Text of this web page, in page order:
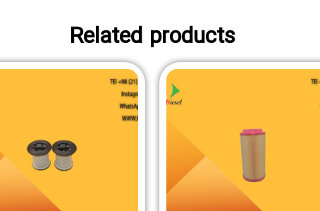
Related products